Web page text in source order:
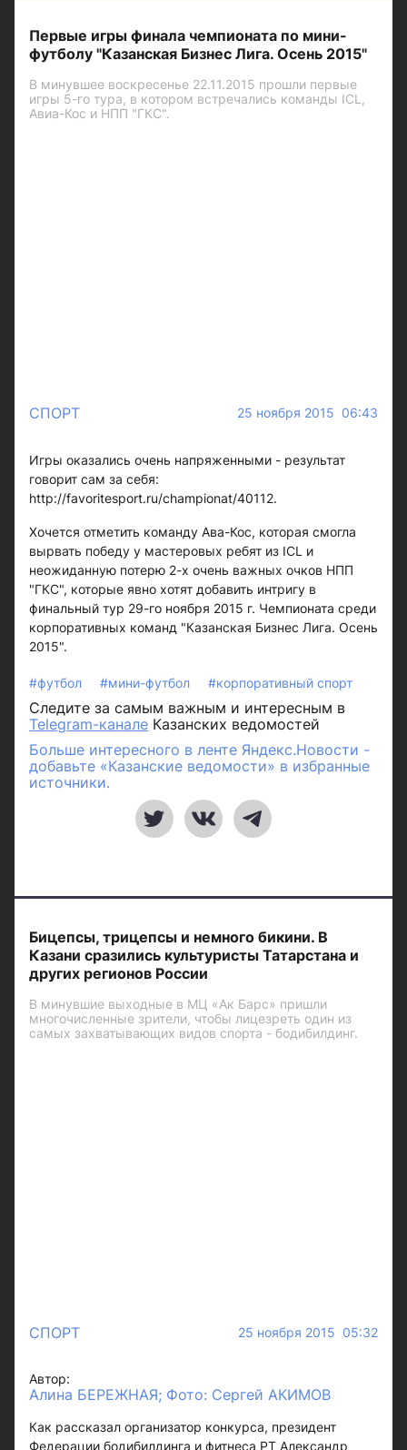
Первые игры финала чемпионата по мини-
футболу "Казанская Бизнес Лига. Осень 2015"
В минувшее воскресенье 22.11.2015 прошли первые
игры 5-го тура, в котором встречались команды ICL,
Авиа-Кос и НПП "ГКС".
СПОРТ 25 ноября 2015 06:43
Игры оказались очень напряженными - результат
говорит сам за себя:
http://favoritesport.ru/championat/40112.
Хочется отметить команду Ава-Кос, которая смогла
вырвать победу у мастеровых ребят из ICL и
неожиданную потерю 2-х очень важных очков НПП
"ГКС", которые явно хотят добавить интригу в
финальный тур 29-го ноября 2015 г. Чемпионата среди
корпоративных команд "Казанская Бизнес Лига. Осень
2015".
#футбол #мини-футбол #корпоративный спорт
Следите за самым важным и интересным в
Telegram-канале Казанских ведомостей
Больше интересного в ленте Яндекс.Новости -
добавьте «Казанские ведомости» в избранные
источники.
Бицепсы, трицепсы и немного бикини. В
Казани сразились культуристы Татарстана и
других регионов России
В минувшие выходные в МЦ «Ак Барс» пришли
многочисленные зрители, чтобы лицезреть один из
самых захватывающих видов спорта - бодибилдинг.
СПОРТ 25 ноября 2015 05:32
Автор:
Алина БЕРЕЖНАЯ; Фото: Сергей АКИМОВ
Как рассказал организатор конкурса, президент
Федерации бодибилдинга и фитнеса РТ Александр